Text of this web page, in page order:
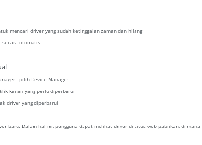
mencari driver yang sudah ketinggalan zaman dan hilang
secara otomatis
- pilih Device Manager
kanan yang perlu diperbarui
driver yang diperbarui
baru. Dalam hal ini, pengguna dapat melihat driver di situs web pabrikan, di mana